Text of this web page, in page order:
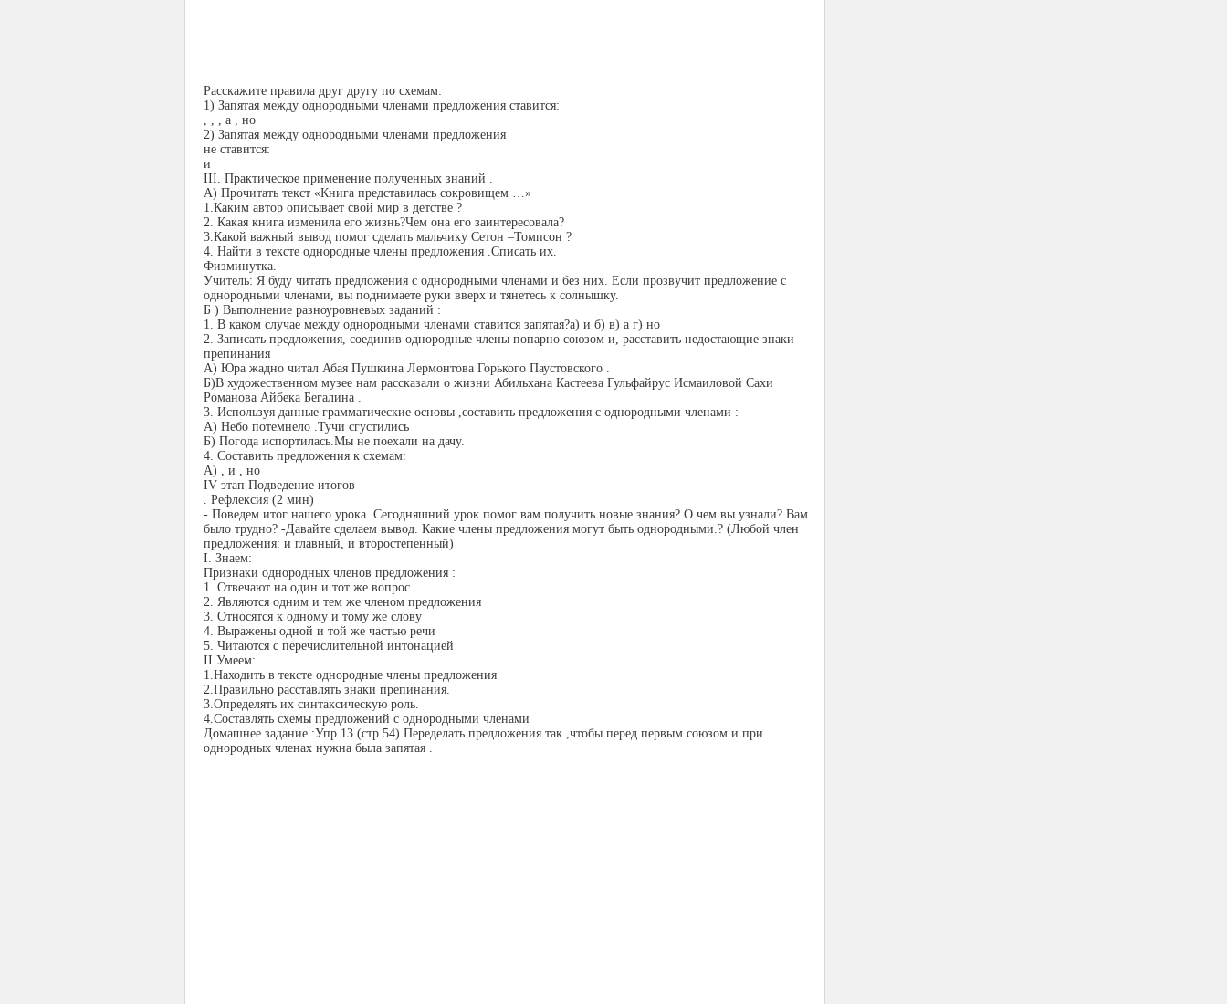
Расскажите правила друг другу по схемам:
1) Запятая между однородными членами предложения ставится:
, , , а , но
2) Запятая между однородными членами предложения
не ставится:
и
ІІІ. Практическое применение полученных знаний .
А) Прочитать текст «Книга представилась сокровищем …»
1.Каким автор описывает свой мир в детстве ?
2. Какая книга изменила его жизнь?Чем она его заинтересовала?
3.Какой важный вывод помог сделать мальчику Сетон –Томпсон ?
4. Найти в тексте однородные члены предложения .Списать их.
Физминутка.
Учитель: Я буду читать предложения с однородными членами и без них. Если прозвучит предложение с
однородными членами, вы поднимаете руки вверх и тянетесь к солнышку.
Б ) Выполнение разноуровневых заданий :
1. В каком случае между однородными членами ставится запятая?а) и б) в) а г) но
2. Записать предложения, соединив однородные члены попарно союзом и, расставить недостающие знаки
препинания
А) Юра жадно читал Абая Пушкина Лермонтова Горького Паустовского .
Б)В художественном музее нам рассказали о жизни Абильхана Кастеева Гульфайрус Исмаиловой Сахи
Романова Айбека Бегалина .
3. Используя данные грамматические основы ,составить предложения с однородными членами :
А) Небо потемнело .Тучи сгустились
Б) Погода испортилась.Мы не поехали на дачу.
4. Составить предложения к схемам:
А) , и , но
IV этап Подведение итогов
. Рефлексия (2 мин)
- Поведем итог нашего урока. Сегодняшний урок помог вам получить новые знания? О чем вы узнали? Вам
было трудно? -Давайте сделаем вывод. Какие члены предложения могут быть однородными.? (Любой член
предложения: и главный, и второстепенный)
І. Знаем:
Признаки однородных членов предложения :
1. Отвечают на один и тот же вопрос
2. Являются одним и тем же членом предложения
3. Относятся к одному и тому же слову
4. Выражены одной и той же частью речи
5. Читаются с перечислительной интонацией
ІІ.Умеем:
1.Находить в тексте однородные члены предложения
2.Правильно расставлять знаки препинания.
3.Определять их синтаксическую роль.
4.Составлять схемы предложений с однородными членами
Домашнее задание :Упр 13 (стр.54) Переделать предложения так ,чтобы перед первым союзом и при
однородных членах нужна была запятая .